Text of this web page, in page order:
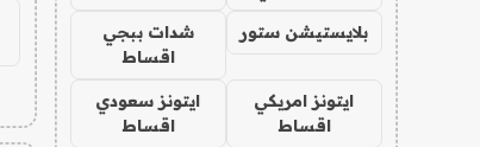
بلايستيشن ستور
شدات ببجي
اقساط
ايتونز امريكي
اقساط
ايتونز سعودي
اقساط